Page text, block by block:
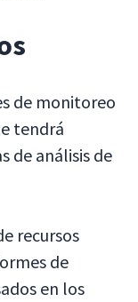
de monitoreo
tendrá
de análisis de
recursos
de
en los